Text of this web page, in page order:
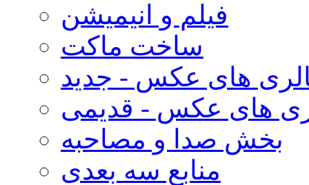
فیلم و انیمیشن
ساخت ماکت
های عکس - جدید
های عکس - قدیمی
بخش صدا و مصاحبه
منابع سه بعدی